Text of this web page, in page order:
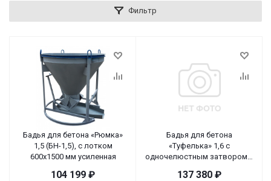
Фильтр
Бадья для бетона «Рюмка»
1,5 (БН-1,5), с лотком
600х1500 мм усиленная
104 199 ₽
Бадья для бетона
«Туфелька» 1,6 с
одночелюстным затвором и
137 380 ₽